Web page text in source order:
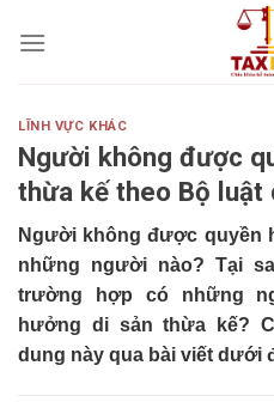
LĨNH VỰC KHÁC
Người không được
thừa kế theo Bộ luật
Người không được quyền
những người nào? Tại
trường hợp có những
hưởng di sản thừa kế?
dung này qua bài viết dưới